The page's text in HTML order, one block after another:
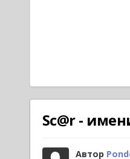
Sc@r -
Автор